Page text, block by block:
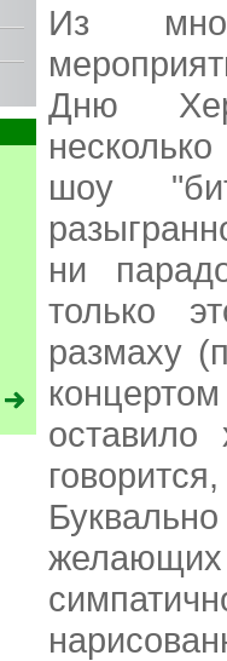
Из
Дню
шоу
ни
только
размаху
оставило
желающих